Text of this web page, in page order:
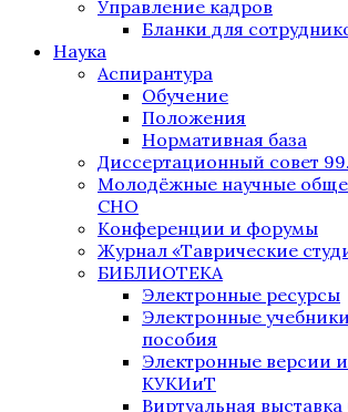
Управление кадров
Бланки для
Наука
Аспирантура
Обучение
Положения
Нормативная база
Диссертационный совет
Молодёжные научные
СНО
Конференции и форумы
Журнал «Таврические
БИБЛИОТЕКА
Электронные ресурсы
Электронные
пособия
Электронные версии
КУКИиТ
Виртуальная